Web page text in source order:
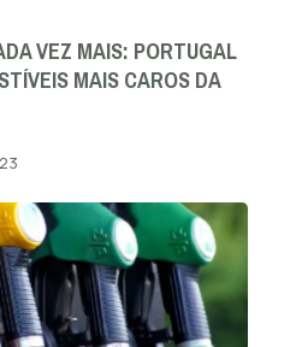
VEZ MAIS: PORTUGAL
MAIS CAROS DA